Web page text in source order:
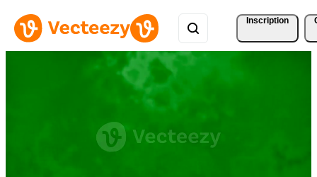
Inscription